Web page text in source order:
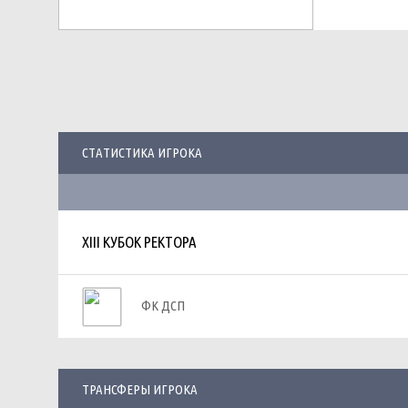
СТАТИСТИКА ИГРОКА
XIII КУБОК РЕКТОРА
ФК ДСП
ТРАНСФЕРЫ ИГРОКА